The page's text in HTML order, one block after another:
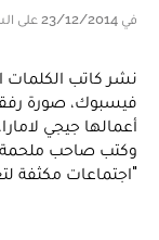
في 23/12/2014 على الساعة 19:00
نشر كاتب
فيسبوك، صورة رفقة
أعمالها جيجي
وكتب صاحب ملحمة
"اجتماعات مكثفة